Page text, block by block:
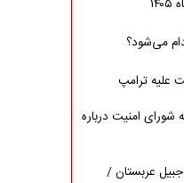
می‌شود؟
علیه ترامپ
شورای امنیت درباره
عربستان /